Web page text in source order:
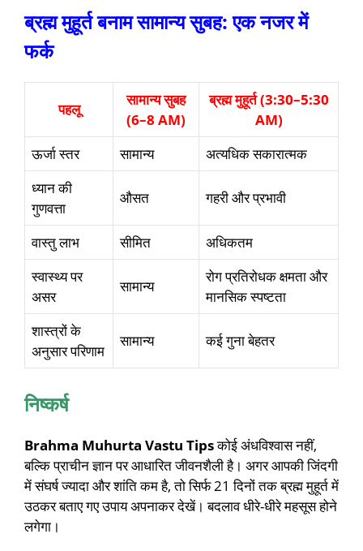
ब्रह्म मुहूर्त बनाम सामान्य सुबह: एक नजर में
फर्क
पहलू
सामान्य सुबह
(6–8 AM)
ब्रह्म मुहूर्त (3:30–5:30
AM)
ऊर्जा स्तर
सामान्य
अत्यधिक सकारात्मक
ध्यान की
गुणवत्ता
औसत गहरी और प्रभावी
वास्तु लाभ सीमित
अधिकतम
स्वास्थ्य पर
असर
सामान्य
रोग प्रतिरोधक क्षमता और
मानसिक स्पष्टता
शास्त्रों के
अनुसार परिणाम
सामान्य कई गुना बेहतर
निष्कर्ष
Brahma Muhurta Vastu Tipsकोई अंधविश्वास नहीं,
बल्कि प्राचीन ज्ञान पर आधारित जीवनशैली है। अगर आपकी जिंदगी
में संघर्ष ज्यादा और शांति कम है, तो सिर्फ 21 दिनों तक ब्रह्म मुहूर्त में
उठकर बताए गए उपाय अपनाकर देखें। बदलाव धीरे-धीरे महसूस होने
लगेगा।